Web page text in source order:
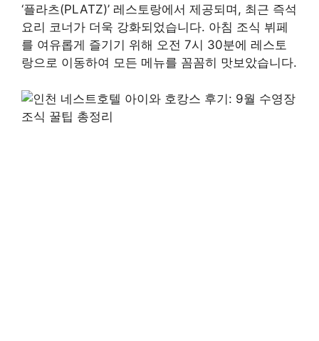
‘플라츠(PLATZ)’ 레스토랑에서 제공되며, 최근 즉석
요리 코너가 더욱 강화되었습니다. 아침 조식 뷔페
를 여유롭게 즐기기 위해 오전 7시 30분에 레스토
랑으로 이동하여 모든 메뉴를 꼼꼼히 맛보았습니다.